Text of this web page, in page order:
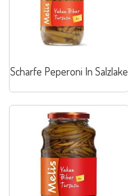
Scharfe Peperoni In Salzlake